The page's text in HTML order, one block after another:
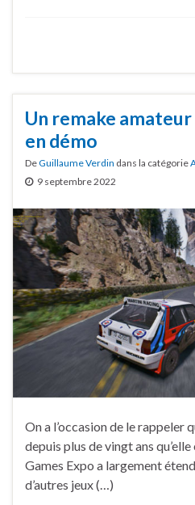
Un remake amateur
en démo
DeGuillaume Verdin dans la catégorie
9 septembre 2022
On a l’occasion de le rappeler
depuis plus de vingt ans
Games Expo a largement
d’autres jeux (…)